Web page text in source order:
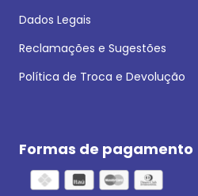
Dados Legais
Reclamações e Sugestões
Política de Troca e Devolução
Formas de pagamento